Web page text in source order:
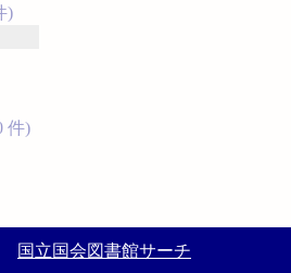
)
件)
国立国会図書館サーチ